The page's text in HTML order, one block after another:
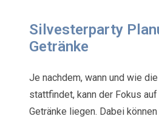
Silvesterparty
Getränke
Je nachdem, wann und wie
stattfindet, kann der Fokus
Getränke liegen. Dabei